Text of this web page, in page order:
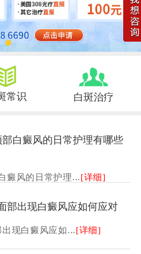
常识 白斑治疗
白癜风的日常护理有哪些
癜风的日常护理...[详细]
部出现白癜风应如何应对
现白癜风应如...[详细]